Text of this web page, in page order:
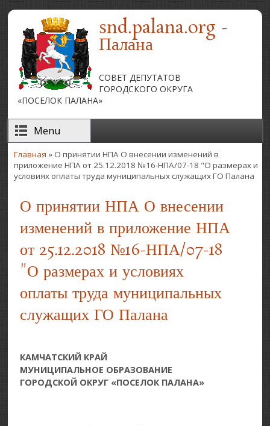
Перейти к основному содержаниюsnd.palana.org -
Палана
СОВЕТ ДЕПУТАТОВ
ГОРОДСКОГО ОКРУГА
«ПОСЕЛОК ПАЛАНА»
Menu
Вы здесь
Главная » О принятии НПА О внесении изменений в
приложение НПА от 25.12.2018 №16-НПА/07-18 "О размерах и
условиях оплаты труда муниципальных служащих ГО Палана
О принятии НПА О внесении
изменений в приложение НПА
от 25.12.2018 №16-НПА/07-18
"О размерах и условиях
оплаты труда муниципальных
служащих ГО Палана
КАМЧАТСКИЙ КРАЙ
МУНИЦИПАЛЬНОЕ ОБРАЗОВАНИЕ
ГОРОДСКОЙ ОКРУГ «ПОСЕЛОК ПАЛАНА»